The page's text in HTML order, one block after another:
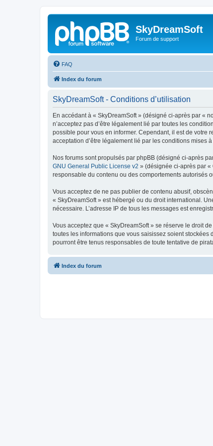
SkyDreamSoft
Forum de support
FAQ
Index du forum
SkyDreamSoft - Conditions d’utilisation
En accédant à « SkyDreamSoft » (désigné ci-après par «
n’acceptez pas d’être légalement lié par toutes les
possible pour vous en informer. Cependant, il est de votre
acceptation d’être légalement lié par les conditions mises
Nos forums sont propulsés par phpBB (désigné ci-après
GNU General Public License v2 » (désignée ci-après par
responsable du contenu ou des comportements autorisés
Vous acceptez de ne pas publier de contenu abusif,
« SkyDreamSoft » est hébergé ou du droit international.
nécessaire. L’adresse IP de tous les messages est
Vous acceptez que « SkyDreamSoft » se réserve le droit
toutes les informations que vous saisissez soient
pourront être tenus responsables de toute tentative de
Index du forum